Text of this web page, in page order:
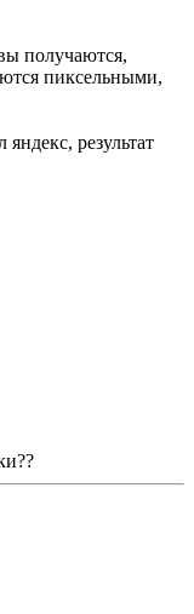
получаются,
пиксельными,
результат